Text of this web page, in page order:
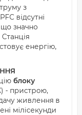
з
відсутні
що значно
енергію,
блоку
- пристрою,
живлення в
мілісекунди